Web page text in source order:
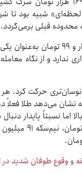
لحظه‌ای» شبیه بود
محدوده قبلی برمی‌گردد.
در همین حال، تتر هم با نرخ
ندارد و از نگاه
که نشان می‌دهد طلا
و وقوع طوفان شدید